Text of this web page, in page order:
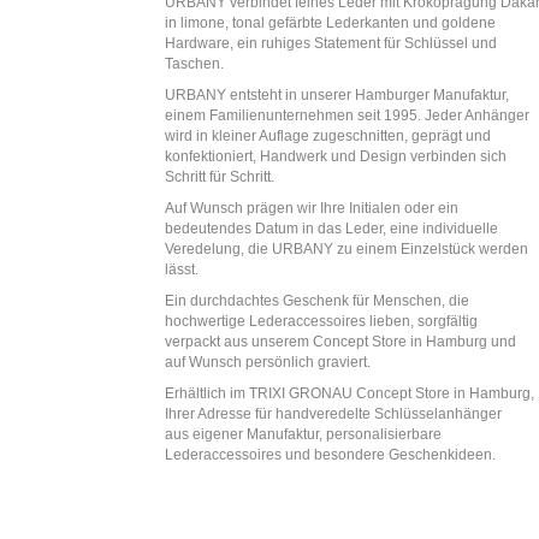
in limone, tonal gefärbte Lederkanten und goldene
Hardware, ein ruhiges Statement für Schlüssel und
Taschen.
URBANY entsteht in unserer Hamburger Manufaktur,
einem Familienunternehmen seit 1995. Jeder Anhänger
wird in kleiner Auflage zugeschnitten, geprägt und
konfektioniert, Handwerk und Design verbinden sich
Schritt für Schritt.
Auf Wunsch prägen wir Ihre Initialen oder ein
bedeutendes Datum in das Leder, eine individuelle
Veredelung, die URBANY zu einem Einzelstück werden
lässt.
Ein durchdachtes Geschenk für Menschen, die
hochwertige Lederaccessoires lieben, sorgfältig
verpackt aus unserem Concept Store in Hamburg und
auf Wunsch persönlich graviert.
Erhältlich im TRIXI GRONAU Concept Store in Hamburg,
Ihrer Adresse für handveredelte Schlüsselanhänger
aus eigener Manufaktur, personalisierbare
Lederaccessoires und besondere Geschenkideen.